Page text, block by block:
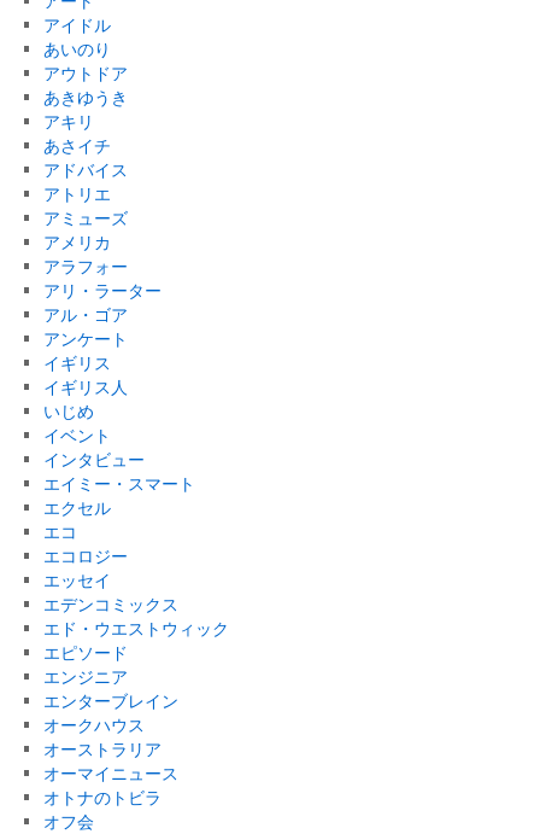
アイドル
あいのり
アウトドア
あきゆうき
アキリ
あさイチ
アドバイス
アトリエ
アミューズ
アメリカ
アラフォー
アリ・ラーター
アル・ゴア
アンケート
イギリス
イギリス人
いじめ
イベント
インタビュー
エイミー・スマート
エクセル
エコ
エコロジー
エッセイ
エデンコミックス
エド・ウエストウィック
エピソード
エンジニア
エンターブレイン
オークハウス
オーストラリア
オーマイニュース
オトナのトビラ
オフ会